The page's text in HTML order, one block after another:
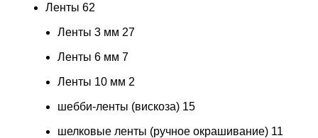
Ленты 62
Ленты 3 мм 27
Ленты 6 мм 7
Ленты 10 мм 2
шебби-ленты (вискоза) 15
шелковые ленты (ручное окрашивание) 11